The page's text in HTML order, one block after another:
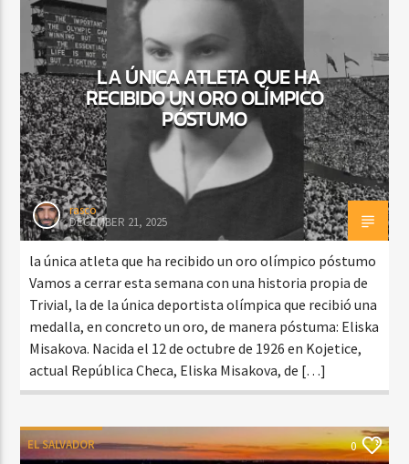
LA ÚNICA ATLETA QUE HA
RECIBIDO UN ORO OLÍMPICO
PÓSTUMO
rasco
DECEMBER 21, 2025
la única atleta que ha recibido un oro olímpico póstumo
Vamos a cerrar esta semana con una historia propia de
Trivial, la de la única deportista olímpica que recibió una
medalla, en concreto un oro, de manera póstuma: Eliska
Misakova. Nacida el 12 de octubre de 1926 en Kojetice,
actual República Checa, Eliska Misakova, de […]
EL SALVADOR 0